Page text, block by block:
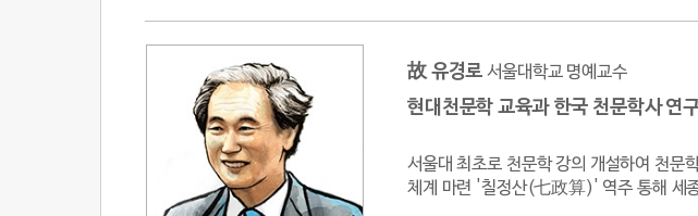
故 유경로서울대학교 명예교수
현대천문학 교육과 한국 천문학사 연
서울대 최초로 천문학 강의 개설하여 천문
체계 마련 '칠정산(七政算)' 역주 통해 세